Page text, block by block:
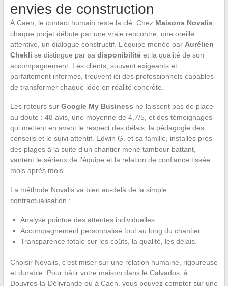
envies de construction
À Caen, le contact humain reste la clé. Chez Maisons Novalis
chaque projet débute par une vraie rencontre, une oreille
attentive, un dialogue constructif. L’équipe menée par Aurélien
Chekli se distingue par sa disponibilitéet la qualité de son
accompagnement. Les clients, souvent exigeants et
parfaitement informés, trouvent ici des professionnels capables
de transformer chaque idée en réalité concrète.
Les retours sur Google My Business ne laissent pas de place
au doute : 48 avis, une moyenne de 4,7/5, et des témoignages
qui mettent en avant le respect des délais, la pédagogie des
conseils et le suivi attentif. Edwin G. et sa famille, installés près
des plages à la suite d’un chantier mené tambour battant,
vantent le sérieux de l’équipe et la relation de confiance tissée
mois après mois.
La méthode Novalis va bien au-delà de la simple
contractualisation :
Analyse pointue des attentes individuelles.
Accompagnement personnalisé tout au long du chantier.
Transparence totale sur les coûts, la qualité, les délais.
Choisir Novalis, c’est miser sur une relation humaine, rigoureuse
et durable. Pour bâtir votre maison dans le Calvados, à
Douvres-la-Délivrande ou à Caen, vous pouvez compter sur une